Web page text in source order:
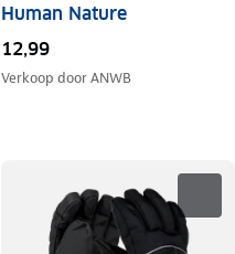
Human Nature
12,99
Verkoop doorANWB